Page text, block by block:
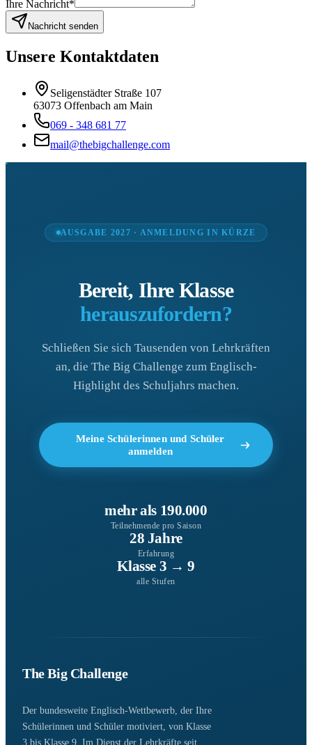
Ihre Nachricht*
Nachricht senden
Unsere Kontaktdaten
Seligenstädter Straße 107
63073 Offenbach am Main
069 - 348 681 77
mail@thebigchallenge.com
AUSGABE 2027 · ANMELDUNG IN KÜRZE
Bereit, Ihre Klasse
herauszufordern?
Schließen Sie sich Tausenden von Lehrkräften
an, die The Big Challenge zum Englisch-
Highlight des Schuljahrs machen.
Meine Schülerinnen und Schüler
anmelden
mehr als 190.000
Teilnehmende pro Saison
28 Jahre
Erfahrung
Klasse 3 → 9
alle Stufen
The Big Challenge
Der bundesweite Englisch-Wettbewerb, der Ihre
Schülerinnen und Schüler motiviert, von Klasse
3 bis Klasse 9. Im Dienst der Lehrkräfte seit